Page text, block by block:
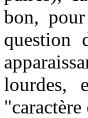
bon,
question
lourdes,